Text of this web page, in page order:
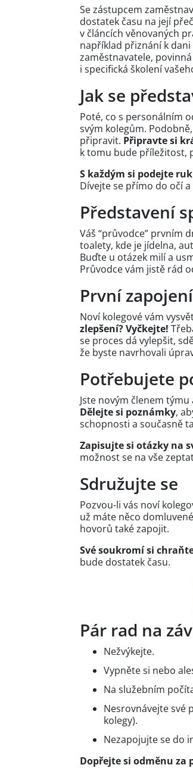
Se zástupcem
dostatek času na její
v článcích věnovaných
například přiznání k
zaměstnavatele,
i specifická školení
Jak se
Poté, co s personálním
svým kolegům.
připravit. Připravte si
k tomu bude příležitost,
S každým si podejte
Dívejte se přímo do očí
Představení
Váš “průvodce” prvním
toalety, kde je jídelna,
Buďte u otázek milí a
Průvodce vám jistě rád
První
Noví kolegové vám
zlepšení? Vyčkejte!
se proces dá vylepšit,
že byste navrhovali
Potřebujete
Jste novým členem
Dělejte si poznámky,
schopnosti a současně
Zapisujte si otázky na
možnost se na vše
Sdružujte se
Pozvou-li vás noví
už máte něco
hovorů také zapojit.
Své soukromí si
bude dostatek času.
Pár rad na
Nežvýkejte.
Vypněte si nebo
Na služebním
Nesrovnávejte své
kolegy).
Nezapojujte se do
Dopřejte si odměnu za